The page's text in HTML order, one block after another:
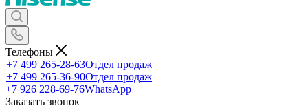
Телефоны
+7 499 265-28-63Отдел продаж
+7 499 265-36-90Отдел продаж
+7 926 228-69-76WhatsApp
Заказать звонок